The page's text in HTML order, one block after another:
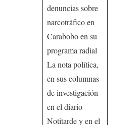
denuncias sobre
narcotráfico en
Carabobo en su
programa radial
La nota política,
en sus columnas
de investigación
en el diario
Notitarde y en el